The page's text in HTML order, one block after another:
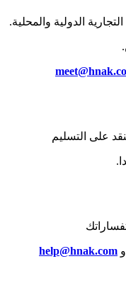
الدولية والمحلية.
على التسليم
أو help@hnak.com